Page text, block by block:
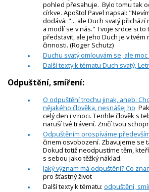
pohled přesahuje. Bylo tomu tak
církve. Apoštol Pavel napsal:
dodává: "... ale Duch svatý
a modlí se v nás." Tvoje srdce si to
představit, ale jeho Duch je v tvém
činnosti. (Roger Schutz)
Duchu svatý omlouvám se, ale
Další texty k tématu Duch svatý,
Odpuštění, smíření:
O odpuštění trochu jinak, aneb:
nějakého člověka, nesnášej ho
celý den i v noci. Tenhle člověk s
naruší tvé trávení. Zničí tvou
Odpuštěním prospíváme
činem osvobození. Zbavujeme se
Dokud totiž neodpustíme těm,
s sebou jako těžký náklad.
Jaký význam má odpuštění? Co
pro šťastný život
Další texty k tématu: odpuštění,